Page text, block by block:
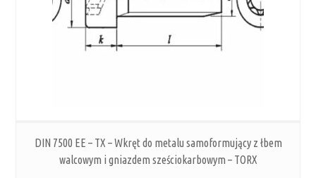
DIN 7500 EE – TX – Wkręt do metalu samoformujący z łbem
walcowym i gniazdem sześciokarbowym – TORX